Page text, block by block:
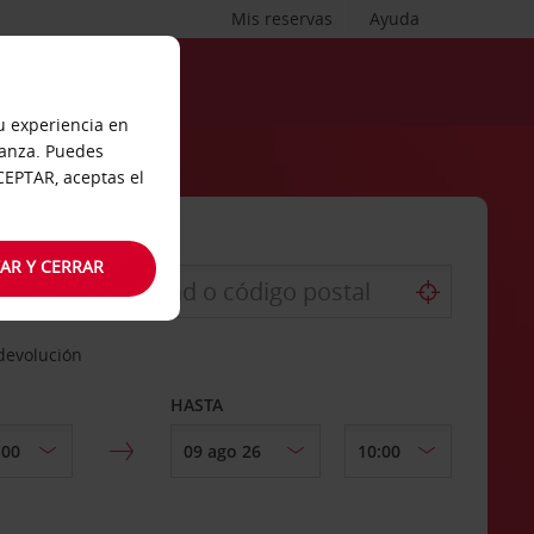
Ayuda
Mis reservas
HASTA
experiencia en
Puedes
aceptas el
Y CERRAR